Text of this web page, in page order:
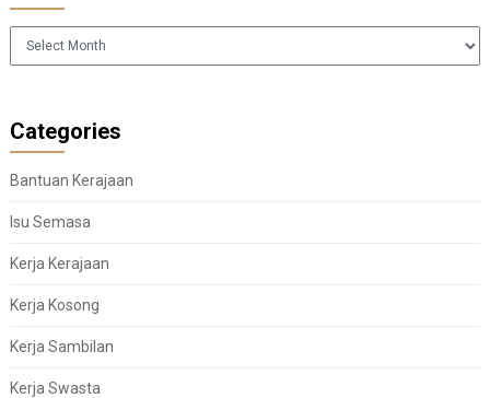
Arkib
Categories
Bantuan Kerajaan
Isu Semasa
Kerja Kerajaan
Kerja Kosong
Kerja Sambilan
Kerja Swasta